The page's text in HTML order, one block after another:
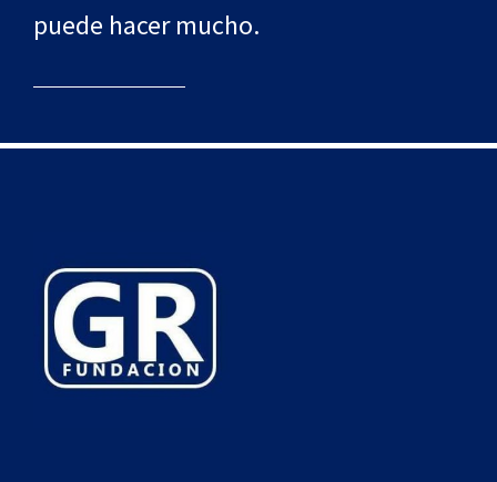
puede hacer mucho.